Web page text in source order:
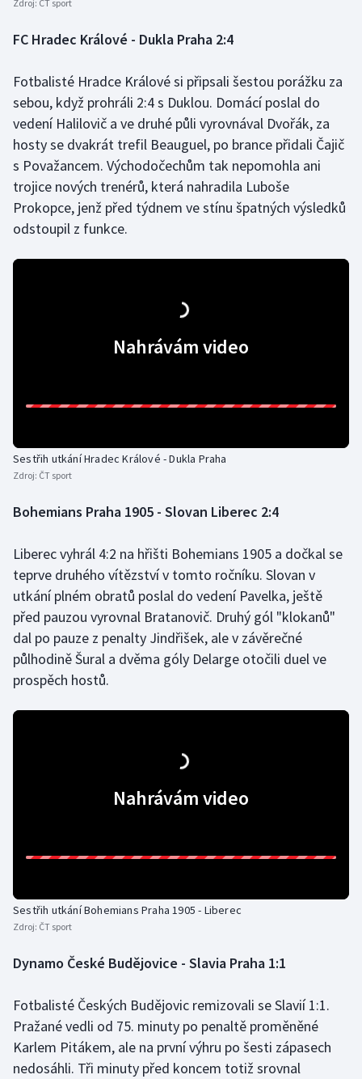
Zdroj: ČT sport
FC Hradec Králové - Dukla Praha 2:4
Fotbalisté Hradce Králové si připsali šestou porážku za
sebou, když prohráli 2:4 s Duklou. Domácí poslal do
vedení Halilovič a ve druhé půli vyrovnával Dvořák, za
hosty se dvakrát trefil Beauguel, po brance přidali Čajič
s Považancem. Východočechům tak nepomohla ani
trojice nových trenérů, která nahradila Luboše
Prokopce, jenž před týdnem ve stínu špatných výsledků
odstoupil z funkce.
Nahrávám video
Sestřih utkání Hradec Králové - Dukla Praha
Zdroj: ČT sport
Bohemians Praha 1905 - Slovan Liberec 2:4
Liberec vyhrál 4:2 na hřišti Bohemians 1905 a dočkal se
teprve druhého vítězství v tomto ročníku. Slovan v
utkání plném obratů poslal do vedení Pavelka, ještě
před pauzou vyrovnal Bratanovič. Druhý gól "klokanů"
dal po pauze z penalty Jindřišek, ale v závěrečné
půlhodině Šural a dvěma góly Delarge otočili duel ve
prospěch hostů.
Nahrávám video
Sestřih utkání Bohemians Praha 1905 - Liberec
Zdroj: ČT sport
Dynamo České Budějovice - Slavia Praha 1:1
Fotbalisté Českých Budějovic remizovali se Slavií 1:1.
Pražané vedli od 75. minuty po penaltě proměněné
Karlem Pitákem, ale na první výhru po šesti zápasech
nedosáhli. Tři minuty před koncem totiž srovnal